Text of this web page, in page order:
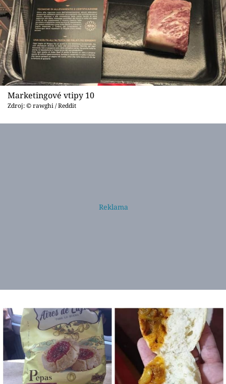
Marketingové vtipy 10
Zdroj: © rawghi / Reddit